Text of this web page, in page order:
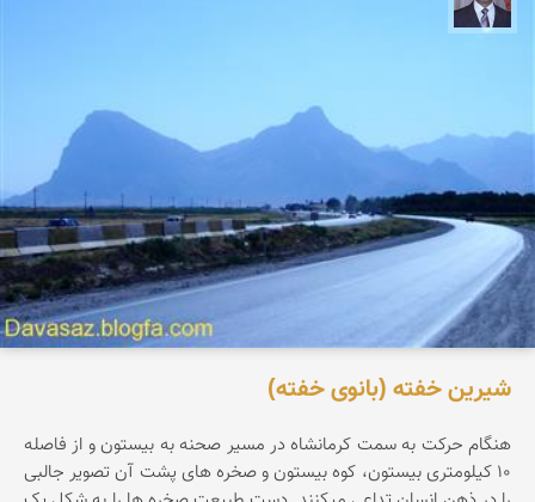
شیرین خفته (بانوی خفته)
هنگام حرکت به سمت کرمانشاه در مسیر صحنه به بیستون و از فاصله
۱۰ کیلومتری بیستون، کوه بیستون و صخره های پشت آن تصویر جالبی